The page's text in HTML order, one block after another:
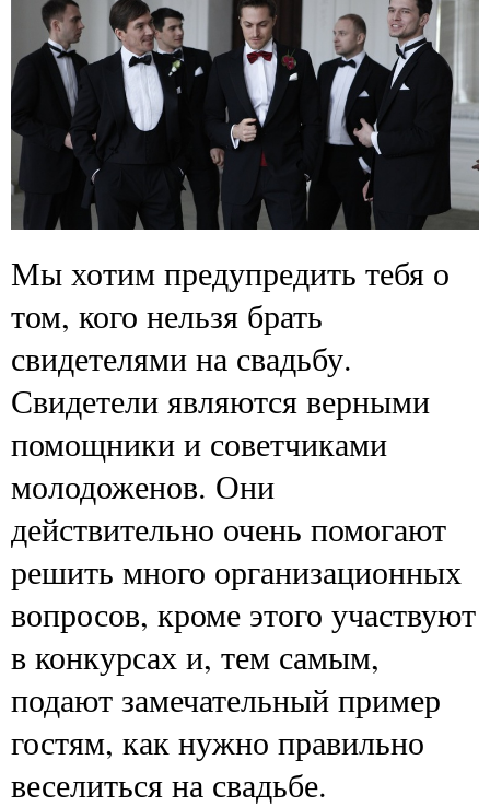
Мы хотим предупредить тебя о
том, кого нельзя брать
свидетелями на свадьбу.
Свидетели являются верными
помощники и советчиками
молодоженов. Они
действительно очень помогают
решить много организационных
вопросов, кроме этого участвуют
в конкурсах и, тем самым,
подают замечательный пример
гостям, как нужно правильно
веселиться на свадьбе.